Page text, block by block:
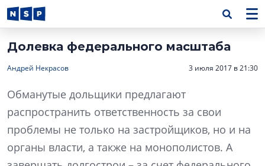
Долевка федерального масштаба
Андрей Некрасов 3 июля 2017 в 21:30
Обманутые дольщики предлагают
распространить ответственность за свои
проблемы не только на застройщиков, но и на
органы власти, а также на монополистов. А